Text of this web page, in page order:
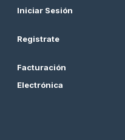
Iniciar Sesión
Registrate
Facturación
Electrónica